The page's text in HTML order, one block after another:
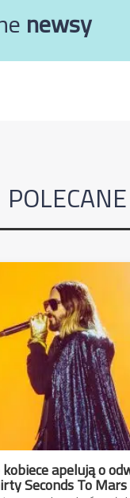
newsy
POLECANE
apelują o
Seconds To Mars